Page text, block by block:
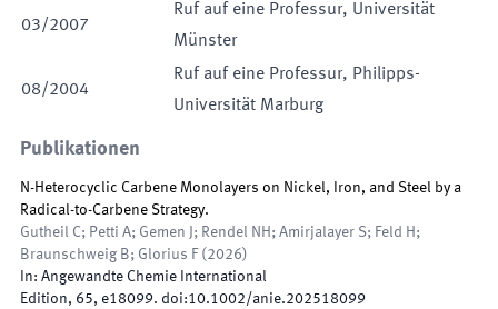
03/2007
Ruf auf eine Professur, Universität
Münster
08/2004
Ruf auf eine Professur, Philipps-
Universität Marburg
Publikationen
N-Heterocyclic Carbene Monolayers on Nickel, Iron, and Steel by a
Radical-to-Carbene Strategy.
Gutheil C; Petti A; Gemen J; Rendel NH; Amirjalayer S; Feld H;
Braunschweig B; Glorius F ( 2026)
In: Angewandte Chemie International
Edition, 65, e18099. doi:10.1002/anie.202518099